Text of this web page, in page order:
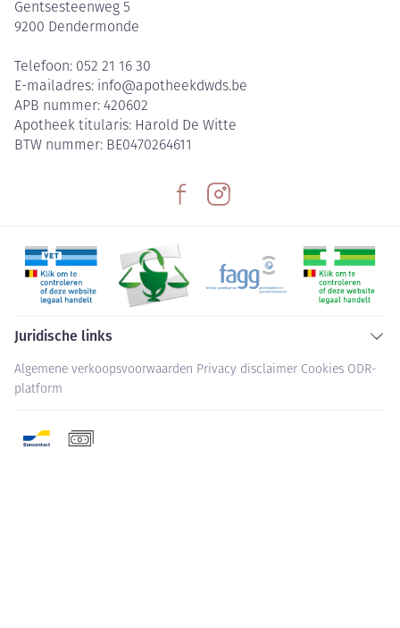
Gentsesteenweg 5
9200 Dendermonde
Telefoon: 052 21 16 30
E-mailadres: info@apotheekdwds.be
APB nummer: 420602
Apotheek titularis: Harold De Witte
BTW nummer: BE0470264611
Juridische links
Algemene verkoopsvoorwaarden Privacy disclaimer Cookies ODR-
platform